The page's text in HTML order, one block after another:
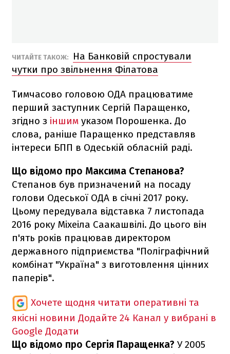
ЧИТАЙТЕ ТАКОЖ:
На Банковій спростували
чутки про звільнення Філатова
Тимчасово головою ОДА працюватиме
перший заступник Сергій Паращенко,
згідно з іншим указом Порошенка. До
слова, раніше Паращенко представляв
інтереси БПП в Одеській обласній раді.
Що відомо про Максима Степанова?
Степанов був призначений на посаду
голови Одеської ОДА в січні 2017 року.
Цьому передувала відставка 7 листопада
2016 року Міхеіла Саакашвілі. До цього він
п'ять років працював директором
державного підприємства "Поліграфічний
комбінат "Україна" з виготовлення цінних
паперів".
Хочете щодня читати оперативні та
якісні новини Додайте 24 Канал у вибрані в
Google Додати
Що відомо про Сергія Паращенка? У 2005